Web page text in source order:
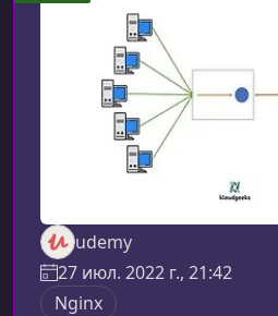
сайта. Он принимает
обрабатывает их и
веб‑прилож
udemy
27 июл. 2022 г., 21:42
Nginx